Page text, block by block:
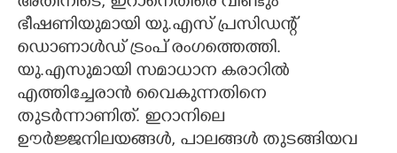
ഭീഷണിയുമായി യു.എസ് പ്രസിഡന്റ്
ഡൊണാൾഡ് ട്രംപ് രംഗത്തെത്തി.
യു.എസുമായി സമാധാന കരാറിൽ
എത്തിച്ചേരാൻ വൈകുന്നതിനെ
തുടർന്നാണിത്. ഇറാനിലെ
ഊർജ്ജനിലയങ്ങൾ, പാലങ്ങൾ തുടങ്ങിയവ